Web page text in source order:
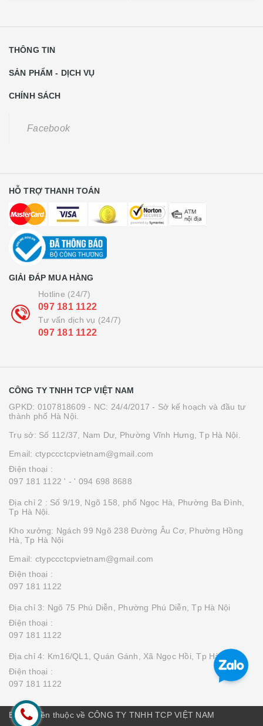
THÔNG TIN
SẢN PHẨM - DỊCH VỤ
CHÍNH SÁCH
Facebook
HỖ TRỢ THANH TOÁN
GIẢI ĐÁP MUA HÀNG
Hotline (24/7)
097 181 1122
Tư vấn dịch vụ (24/7)
097 181 1122
CÔNG TY TNHH TCP VIỆT NAM
GPKD: 0107818609 - NC: 24/4/2017 - Sở kế hoạch và đầu tư
thành phố Hà Nội.
Trụ sở: Số 112/37, Nam Dư, Phường Vĩnh Hưng, Tp Hà Nội.
Email: ctypccctcpvietnam@gmail.com
Điện thoại :
097 181 1122 ' - ' 094 698 8688
Địa chỉ 2 : Số 9/19, Ngõ 158, phố Ngọc Hà, Phường Ba Đình,
Tp Hà Nội.
Kho xưởng: Ngách 99 Ngõ 238 Đường Âu Cơ, Phường Hồng
Hà, Tp Hà Nội
Email: ctypccctcpvietnam@gmail.com
Điện thoại :
097 181 1122
Địa chỉ 3: Ngõ 75 Phú Diễn, Phường Phú Diễn, Tp Hà Nội
Điện thoại :
097 181 1122
Địa chỉ 4: Km16/QL1, Quán Gánh, Xã Ngọc Hồi, Tp Hà Nội
Điện thoại :
097 181 1122
Bản quyền thuộc về CÔNG TY TNHH TCP VIỆT NAM